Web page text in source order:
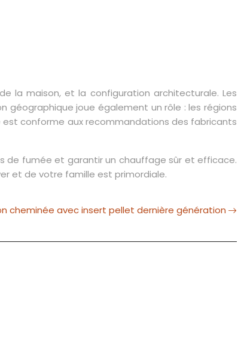
la maison, et la configuration architecturale. Les
géographique joue également un rôle : les régions
est conforme aux recommandations des fabricants
de fumée et garantir un chauffage sûr et efficace.
et de votre famille est primordiale.
cheminée avec insert pellet dernière génération